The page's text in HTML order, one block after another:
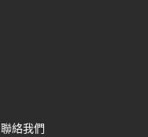
聯絡我們